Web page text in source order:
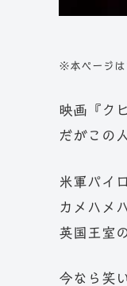
※本ページは
映画『ク
だがこの
米軍パイ
カメハメ
英国王室
今なら笑